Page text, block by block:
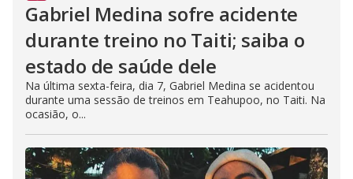
Gabriel Medina sofre acidente
durante treino no Taiti; saiba o
estado de saúde dele
Na última sexta-feira, dia 7, Gabriel Medina se acidentou
durante uma sessão de treinos em Teahupoo, no Taiti. Na
ocasião, o...